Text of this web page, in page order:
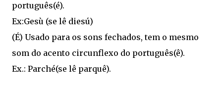
português(é).
Ex:Gesù (se lê diesú)
(É) Usado para os sons fechados, tem o mesmo
som do acento circunflexo do português(ê).
Ex.: Parché(se lê parquê).